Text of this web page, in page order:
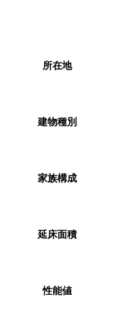
所在地
建物種別
家族構成
延床面積
性能値